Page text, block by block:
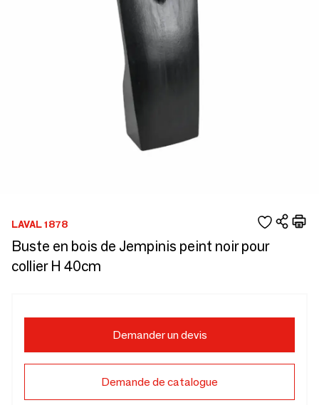
LAVAL 1878
Buste en bois de Jempinis peint noir pour
collier H 40cm
Demander un devis
Demande de catalogue